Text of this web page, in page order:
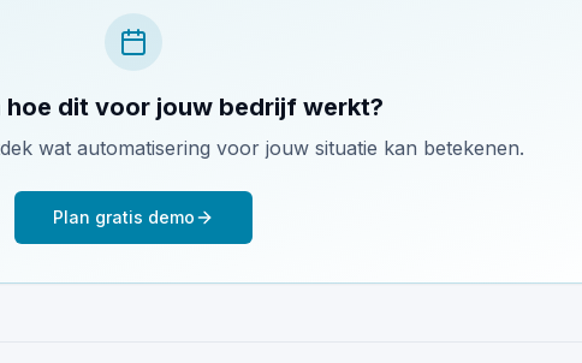
hoe dit voor jouw bedrijf werkt?
wat automatisering voor jouw situatie kan betekenen.
Plan gratis demo